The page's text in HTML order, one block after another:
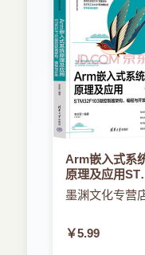
2.2.3 集群系统互
2.2.4 硬件、软件
2.2.5 大规模并行
2.3 计算机集群的
2.3.1 单系统镜像
2.3.2 冗余高可用
2.3.3 容错集群配
2.4 集群作业和资
2.4.1 集群作业调
2.4.3 集群计算的
示例中的失效诊
如果主节点失效
长。还是太短？
如，由于网络拥塞
数百个节点？实
题。一种常用的
息，当主节点接
仅了解该节点存
率等情况。这些
是很有用的。
的组件。失效通
Arm嵌入式系
原理及应用
微控制器架构
编程与开发
墨渊文化专营
￥5.99